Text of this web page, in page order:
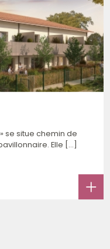
se situe chemin de
Elle [...]